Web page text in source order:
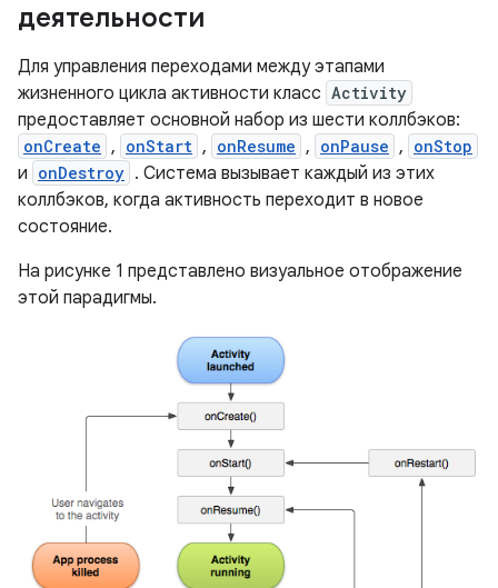
деятельности
Для управления переходами между этапами
жизненного цикла активности класс Activity
предоставляет основной набор из шести коллбэков:
onCreate , onStart , onResume , onPause , onStop
и onDestroy . Система вызывает каждый из этих
коллбэков, когда активность переходит в новое
состояние.
На рисунке 1 представлено визуальное отображение
этой парадигмы.